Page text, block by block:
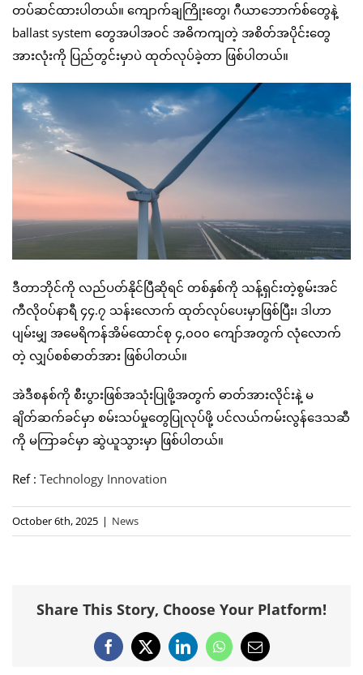
တပ်ဆင်ထားပါတယ်။ ကျောက်ချကြိုးတွေ၊ ဂီယာဘောက်စ်တွေနဲ့
ballast system တွေအပါအဝင် အဓိကကျတဲ့ အစိတ်အပိုင်းတွေ
အားလုံးကို ပြည်တွင်းမှာပဲ ထုတ်လုပ်ခဲ့တာ ဖြစ်ပါတယ်။
ဒီတာဘိုင်ကို လည်ပတ်နိုင်ပြီဆိုရင် တစ်နှစ်ကို သန့်ရှင်းတဲ့စွမ်းအင်
ကီလိုဝပ်နာရီ ၄၄.၇ သန်းလောက် ထုတ်လုပ်ပေးမှာဖြစ်ပြီး၊ ဒါဟာ
ပျမ်းမျှ အမေရိကန်အိမ်ထောင်စု ၄,၀၀၀ ကျော်အတွက် လုံလောက်
တဲ့ လျှပ်စစ်ဓာတ်အား ဖြစ်ပါတယ်။
အဲဒီစနစ်ကို စီးပွားဖြစ်အသုံးပြုဖို့အတွက် ဓာတ်အားလိုင်းနဲ့ မ
ချိတ်ဆက်ခင်မှာ စမ်းသပ်မှုတွေပြုလုပ်ဖို့ ပင်လယ်ကမ်းလွန်ဒေသဆီ
ကို မကြာခင်မှာ ဆွဲယူသွားမှာ ဖြစ်ပါတယ်။
Ref : Technology Innovation
October 6th, 2025 | News
Share This Story, Choose Your Platform!
Facebook
X LinkedInWhatsApp
Email